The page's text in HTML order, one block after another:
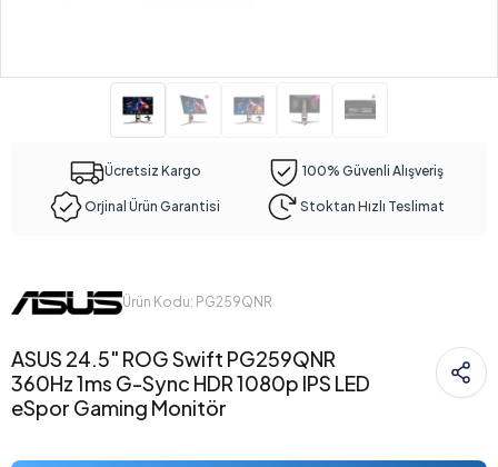
Ücretsiz Kargo 100% Güvenli Alışveriş
Orjinal Ürün Garantisi Stoktan Hızlı Teslimat
Ürün Kodu: PG259QNR
ASUS 24.5" ROG Swift PG259QNR
360Hz 1ms G-Sync HDR 1080p IPS LED
eSpor Gaming Monitör